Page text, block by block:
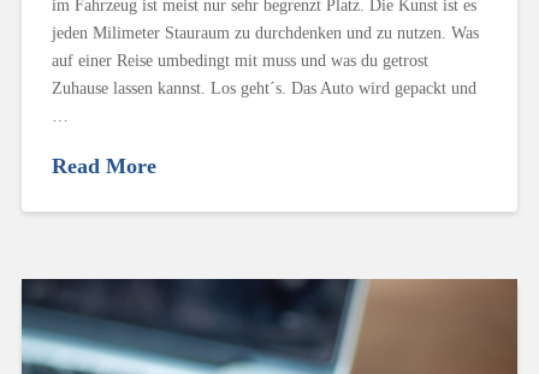
im Fahrzeug ist meist nur sehr begrenzt Platz. Die Kunst ist es
jeden Milimeter Stauraum zu durchdenken und zu nutzen. Was
auf einer Reise umbedingt mit muss und was du getrost
Zuhause lassen kannst. Los geht´s. Das Auto wird gepackt und
Read More